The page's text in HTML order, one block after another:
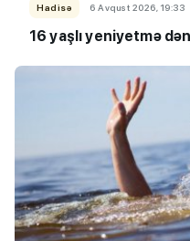
Hadisə 6 Avqust 2026, 19:33
16 yaşlı yeniyetmə